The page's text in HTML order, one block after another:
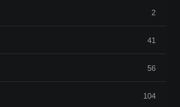
2
41
56
104